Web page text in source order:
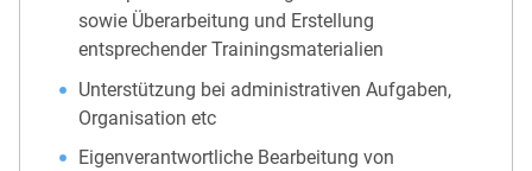
sowie Überarbeitung und Erstellung
entsprechender Trainingsmaterialien
Unterstützung bei administrativen Aufgaben,
Organisation etc
Eigenverantwortliche Bearbeitung von